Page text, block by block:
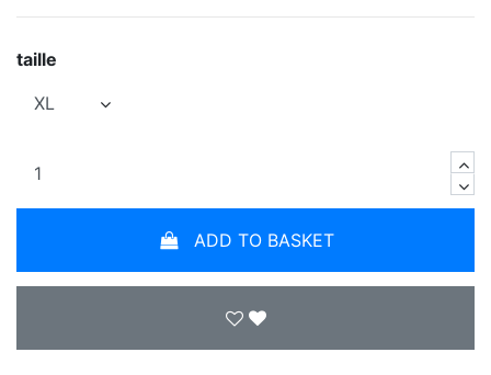
taille
ADD TO BASKET